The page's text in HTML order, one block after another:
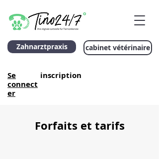
Zahnarztpraxis cabinet vétérinaire
Se
connect
er
inscription
Forfaits et tarifs